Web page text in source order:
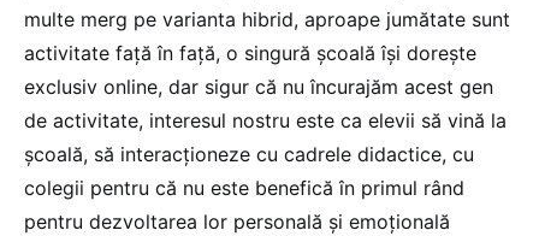
multe merg pe varianta hibrid, aproape jumătate sunt
activitate față în față, o singură școală își dorește
exclusiv online, dar sigur că nu încurajăm acest gen
de activitate, interesul nostru este ca elevii să vină la
școală, să interacționeze cu cadrele didactice, cu
colegii pentru că nu este benefică în primul rând
pentru dezvoltarea lor personală și emoțională